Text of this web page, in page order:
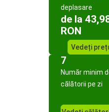
deplasare
de la
RON
Vedeți
7
Număr minim
călătorii pe zi